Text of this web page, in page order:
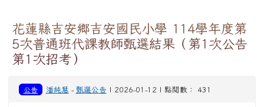
花蓮縣吉安鄉吉安國民小學 114學年度第
5次普通班代課教師甄選結果（第1次公告
第1次招考）
公告 潘純慧 - 甄選公告 | 2026-01-12 | 點閱數： 431